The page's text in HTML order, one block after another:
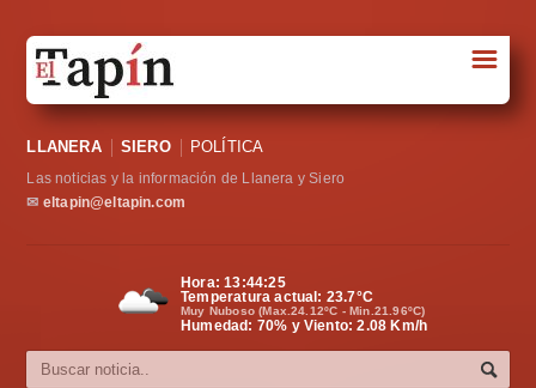
Sociedad
Política
Cultura
☰
LLANERA SIERO POLÍTICA
Las noticias y la información de Llanera y Siero
✉ eltapin@eltapin.com
Hora:13:44:25
Temperatura actual: 23.7°C
Muy Nuboso (Max.24.12ºC - Min.21.96ºC)
Humedad: 70% y Viento: 2.08 Km/h